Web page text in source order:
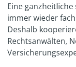
Eine
immer wieder
Deshalb
Rechtsanwälten,